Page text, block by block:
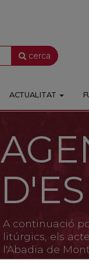
cerca
ACTUALITAT
A continuació
litúrgics, els
l'Abadia de